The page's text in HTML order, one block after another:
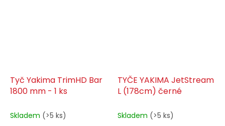
Tyč Yakima TrimHD Bar
1800 mm - 1 ks
Skladem (>5 ks)
TYČE YAKIMA JetStream
L (178cm) černé
Skladem (>5 ks)